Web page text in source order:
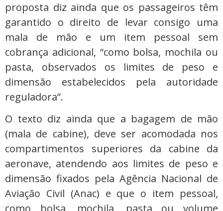
proposta diz ainda que os passageiros têm
garantido o direito de levar consigo uma
mala de mão e um item pessoal sem
cobrança adicional, “como bolsa, mochila ou
pasta, observados os limites de peso e
dimensão estabelecidos pela autoridade
reguladora”.
O texto diz ainda que a bagagem de mão
(mala de cabine), deve ser acomodada nos
compartimentos superiores da cabine da
aeronave, atendendo aos limites de peso e
dimensão fixados pela Agência Nacional de
Aviação Civil (Anac) e que o item pessoal,